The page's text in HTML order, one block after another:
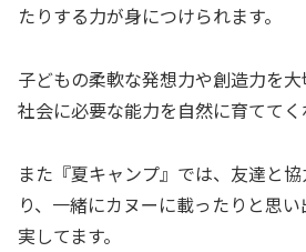
たりする力が身につけられます。
子どもの柔軟な発想力や創造力を
社会に必要な能力を自然に育ててく
また『夏キャンプ』では、友達と
り、一緒にカヌーに載ったりと思
実してます。